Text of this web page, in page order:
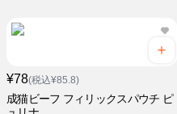
¥78(税込¥85.8)
成猫ビーフ フィリックスパウチ ピ